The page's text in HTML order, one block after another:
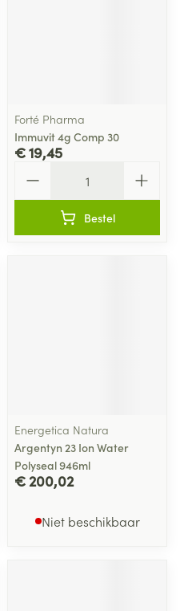
Forté Pharma
Immuvit 4g Comp 30
€ 19,45
Bestel
Energetica Natura
Argentyn 23 Ion Water
Polyseal 946ml
€ 200,02
Niet beschikbaar